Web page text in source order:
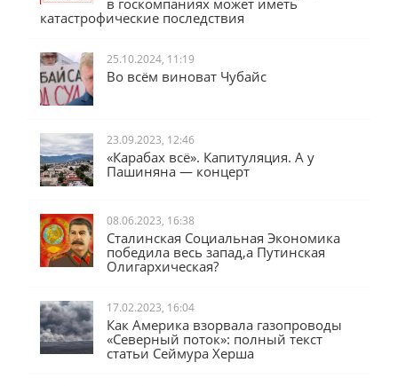
в госкомпаниях может иметь
катастрофические последствия
25.10.2024, 11:19
Во всём виноват Чубайс
23.09.2023, 12:46
«Карабах всё». Капитуляция. А у
Пашиняна — концерт
08.06.2023, 16:38
Сталинская Социальная Экономика
победила весь запад,а Путинская
Олигархическая?
17.02.2023, 16:04
Как Америка взорвала газопроводы
«Северный поток»: полный текст
статьи Сеймура Херша